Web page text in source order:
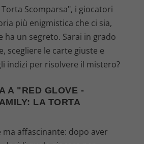
Scomparsa", i giocatori
più enigmistica che ci sia,
ha un segreto. Sarai in grado
scegliere le carte giuste e
indizi per risolvere il mistero?
A "RED GLOVE -
LA TORTA
ma affascinante: dopo aver